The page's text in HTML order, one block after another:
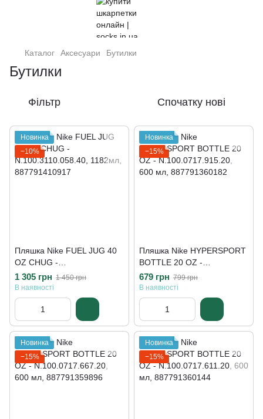
Каталог Аксесуари Бутилки
Бутилки
Фільтр Спочатку нові
Новинка
−10%
Пляшка Nike FUEL JUG 40
OZ CHUG -
N.100.3110.058.40
1 305 грн 1 450 грн
В наявності
Новинка
−15%
Пляшка Nike HYPERSPORT
BOTTLE 20 OZ -
N.100.0717.915.20
679 грн 799 грн
В наявності
Новинка
−15%
Новинка
−15%